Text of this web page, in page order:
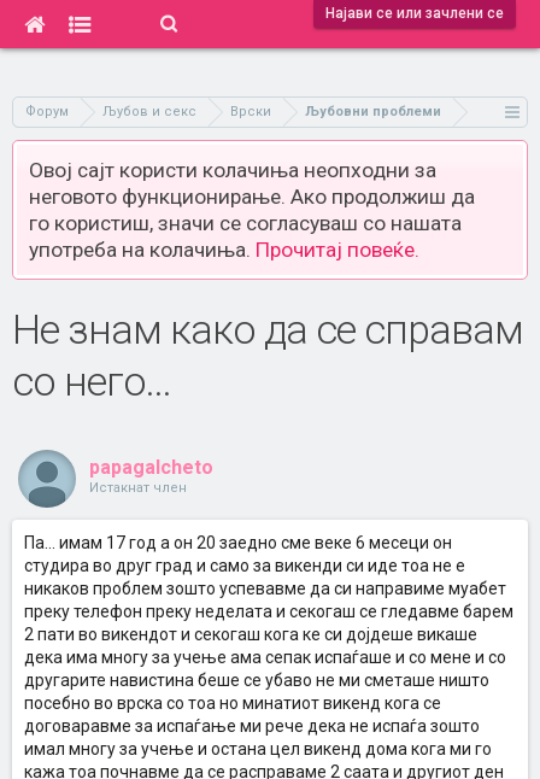
Најави се или зачлени се
Форум Љубов и секс Врски Љубовни проблеми
Овој сајт користи колачиња неопходни за
неговото функционирање. Ако продолжиш да
го користиш, значи се согласуваш со нашата
употреба на колачиња. Прочитај повеќе.
Не знам како да се справам
со него...
papagalcheto
Истакнат член
Па... имам 17 год а он 20 заедно сме веке 6 месеци он
студира во друг град и само за викенди си иде тоа не е
никаков проблем зошто успевавме да си направиме муабет
преку телефон преку неделата и секогаш се гледавме барем
2 пати во викендот и секогаш кога ке си дојдеше викаше
дека има многу за учење ама сепак испаѓаше и со мене и со
другарите навистина беше се убаво не ми сметаше ништо
посебно во врска со тоа но минатиот викенд кога се
договаравме за испаѓање ми рече дека не испаѓа зошто
имал многу за учење и остана цел викенд дома кога ми го
кажа тоа почнавме да се расправаме 2 саата и другиот ден